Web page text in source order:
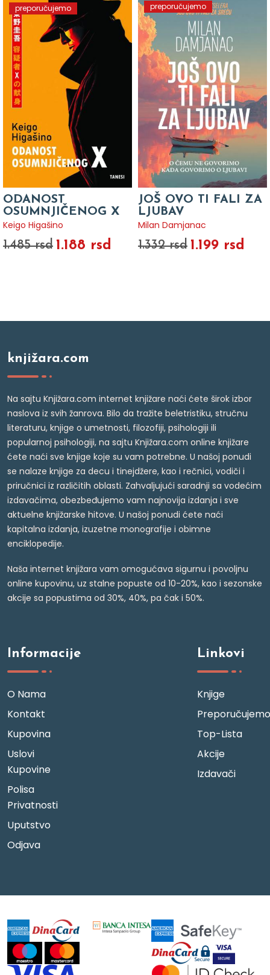
preporučujemo
ODANOST
OSUMNJIČENOG X
Keigo Higašino
1.485 rsd 1.188 rsd
preporučujemo
JOŠ OVO TI FALI ZA
LJUBAV
Milan Damjanac
1.332 rsd 1.199 rsd
knjižara.com
Na sajtu Knjižara.com internet knjižare naći ćete širok izbor
naslova iz svih žanrova. Bilo da tražite beletristiku, stručnu
literaturu, knjige o umetnosti, filozofiji, psihologiji ili
popularnoj psihologiji, na sajtu Knjižara.com online knjižare
ćete naći sve knjige koje su vam potrebne. U našoj ponudi
se nalaze knjige za decu i tinejdžere, kao i rečnici, vodiči i
priručnici iz različitih oblasti. Zahvaljujući saradnji sa vodećim
izdavačima, obezbeđujemo vam najnovija izdanja i sve
aktuelne knjižarske hitove. U našoj ponudi ćete naći
kapitalna izdanja, izuzetne monografije i obimne
enciklopedije.
Naša internet knjižara vam omogućava sigurnu i povoljnu
online kupovinu, uz stalne popuste od 10-20%, kao i sezonske
akcije sa popustima od 30%, 40%, pa čak i 50%.
Informacije
O Nama
Kontakt
Kupovina
Uslovi
Kupovine
Polisa
Privatnosti
Uputstvo
Odjava
Linkovi
Knjige
Preporučujemo
Top-Lista
Akcije
Izdavači